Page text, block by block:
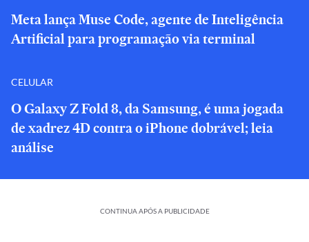
Meta lança Muse Code, agente de Inteligência
Artificial para programação via terminal
CELULAR
O Galaxy Z Fold 8, da Samsung, é uma jogada
de xadrez 4D contra o iPhone dobrável; leia
análise
CONTINUA APÓS A PUBLICIDADE